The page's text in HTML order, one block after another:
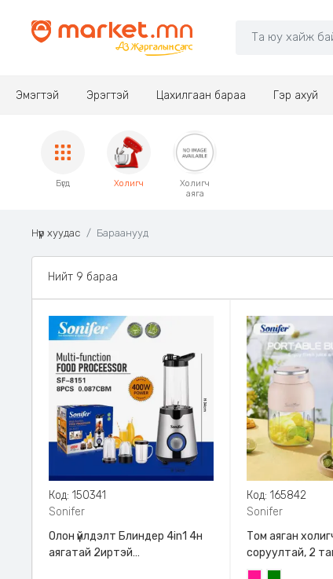
Эмэгтэй Эрэгтэй Цахилгаан бараа Гэр ахуй
Бүгд Холигч
Холигч
аяга
Нүүр хуудас Бараанууд
Нийт 9 бараа
Код: 150341
Sonifer
Олон үйлдэлт Блиндер 4in1 4н
аягатай 2иртэй
Код: 165842
Sonifer
Том аяган
соруултай, 2
Sonifer, SF-8131